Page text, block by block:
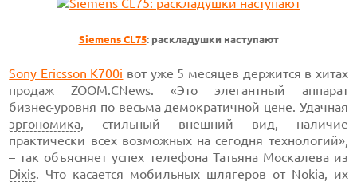
Siemens CL75: раскладушки наступают
Sony Ericsson K700i вот уже 5 месяцев держится в хитах
продаж ZOOM.CNews. «Это элегантный аппарат
бизнес-уровня по весьма демократичной цене. Удачная
эргономика, стильный внешний вид, наличие
практически всех возможных на сегодня технологий»,
– так объясняет успех телефона Татьяна Москалева из
Dixis. Что касается мобильных шлягеров от Nokia, их